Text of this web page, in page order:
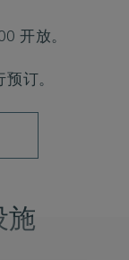
开放。
订。
施